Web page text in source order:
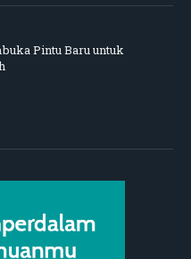
Pintu Baru untuk